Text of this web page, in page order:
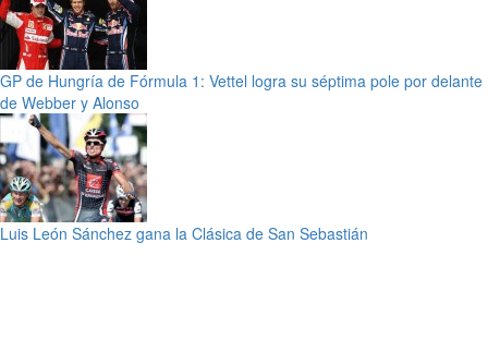
GP de Hungría de Fórmula 1: Vettel logra su séptima pole por delante
de Webber y Alonso
Luis León Sánchez gana la Clásica de San Sebastián